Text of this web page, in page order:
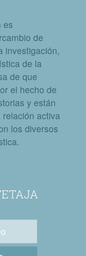
es
de
investigación,
de la
de que
el hecho de
y están
activa
los diversos